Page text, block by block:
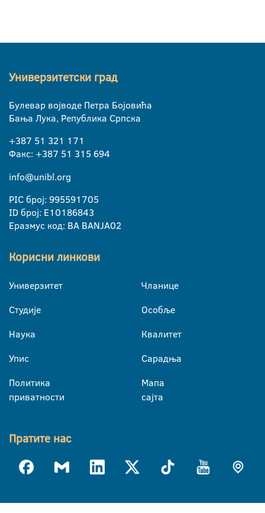
Универзитетски град
Булевар војводе Петра Бојовића
Бања Лука, Република Српска
+387 51 321 171
Факс: +387 51 315 694
info@unibl.org
PIC број: 995591705
ID број: E10186843
Еразмус код: BA BANJA02
Корисни линкови
Универзитет
Студије
Наука
Упис
Политика
приватности
Чланице
Особље
Квалитет
Сарадња
Мапа
сајта
Пратите нас